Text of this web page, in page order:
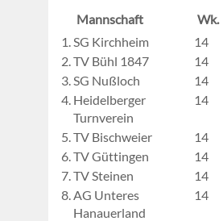
Mannschaft Wk.
1.SG Kirchheim 14
2.TV Bühl 1847 14
3.SG Nußloch 14
4. Heidelberger
Turnverein
14
5.TV Bischweier 14
6.TV Güttingen 14
7.TV Steinen 14
8.AG Unteres
Hanauerland
14